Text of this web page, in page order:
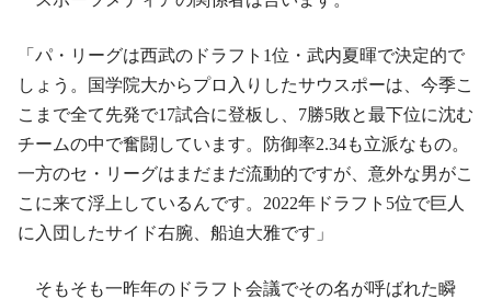
「パ・リーグは西武のドラフト1位・武内夏暉で決定的で
しょう。国学院大からプロ入りしたサウスポーは、今季こ
こまで全て先発で17試合に登板し、7勝5敗と最下位に沈む
チームの中で奮闘しています。防御率2.34も立派なもの。
一方のセ・リーグはまだまだ流動的ですが、意外な男がこ
こに来て浮上しているんです。2022年ドラフト5位で巨人
に入団したサイド右腕、船迫大雅です」
そもそも一昨年のドラフト会議でその名が呼ばれた瞬